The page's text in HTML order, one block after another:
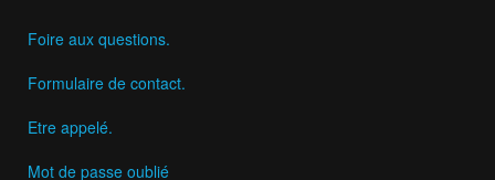
Foire aux questions.
Formulaire de contact.
Etre appelé.
Mot de passe oublié